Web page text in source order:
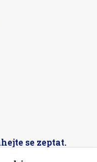
se zeptat.